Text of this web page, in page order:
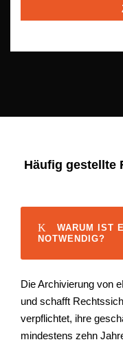
Häufig gestellte
WARUM IST
NOTWENDIG?
Die Archivierung von
und schafft
verpflichtet, ihre
mindestens zehn